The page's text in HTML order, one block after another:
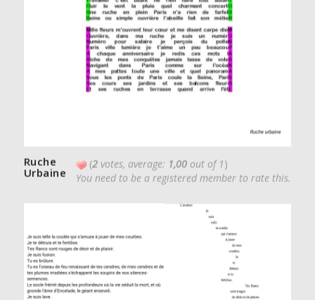
(2 votes, average: 1,00 out of 1)
You need to be a registered member to rate this.
Ruche
Urbaine